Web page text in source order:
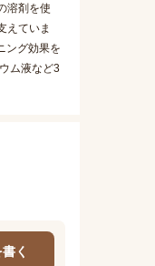
溶剤を使
えていま
ング効果を
ム液など3
く